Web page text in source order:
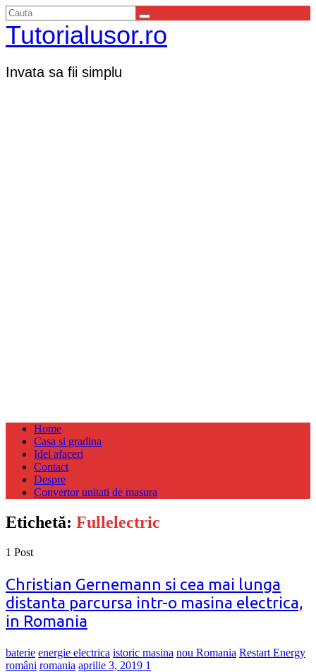
Tutorialusor.ro
Invata sa fii simplu
Home
Casa si gradina
Idei afaceri
Contact
Despre
Convertor unitati de masura
Etichetă: Fullelectric
1 Post
Christian Gernemann si cea mai lunga
distanta parcursa intr-o masina electrica,
in Romania
baterie energie electrica istoric masina nou Romania Restart Energy
români romania aprilie 3, 2019 1